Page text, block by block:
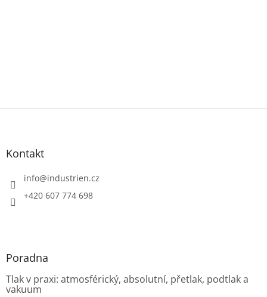
Z
Kontakt
info@industrien.cz
+420 607 774 698
Poradna
Tlak v praxi: atmosférický, absolutní, přetlak, podtlak a
vakuum